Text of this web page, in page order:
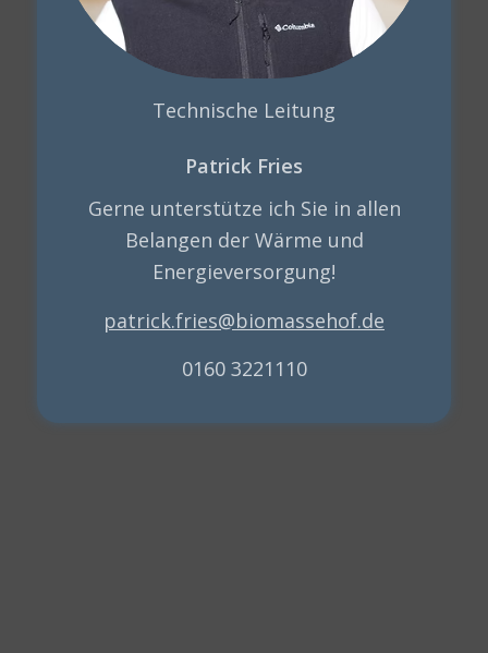
Technische Leitung
Patrick Fries
Gerne unterstütze ich Sie in allen
Belangen der Wärme und
Energieversorgung!
patrick.fries@biomassehof.de
0160 3221110